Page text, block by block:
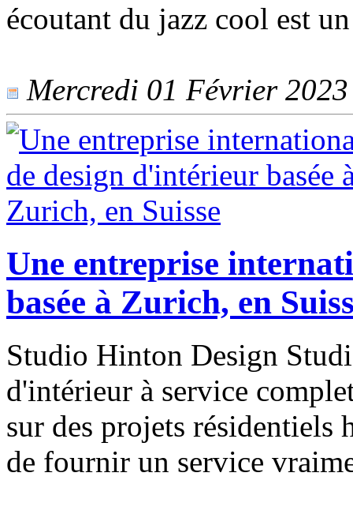
écoutant du jazz cool est
Mercredi 01 Février
Une entreprise
basée à Zurich, en
Studio Hinton Design
d'intérieur à service
sur des projets résidentiels
de fournir un service